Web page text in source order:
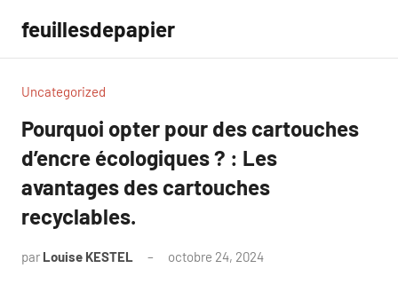
contenu
feuillesdepapier
Uncategorized
Pourquoi opter pour des cartouches
d’encre écologiques ? : Les
avantages des cartouches
recyclables.
par Louise KESTEL octobre 24, 2024